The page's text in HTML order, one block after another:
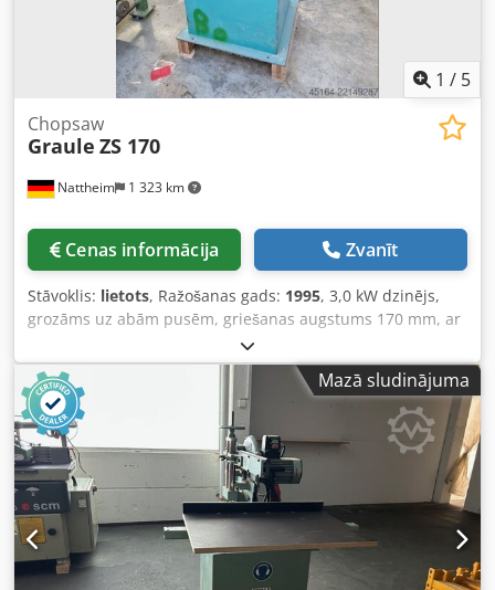
1 / 5
Nattheim 1 323 km
Chopsaw
Graule ZS 170
Cenas informācija Zvanīt
Stāvoklis: lietots, Ražošanas gads: 1995, 3,0 kW dzinējs,
grozāms uz abām pusēm, griešanas augstums 170 mm, ar
statīvu Glabāšanas vieta: Nattheim Crjdjzd Tgiopfx Ab Rof
Mazā sludinājuma